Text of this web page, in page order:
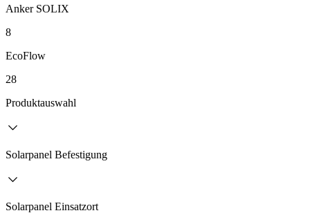
Anker SOLIX
8
EcoFlow
28
Produktauswahl
Solarpanel Befestigung
Solarpanel Einsatzort